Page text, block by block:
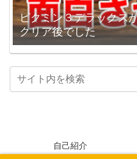
ピクミン３デラックス
クリア後でした
自己紹介